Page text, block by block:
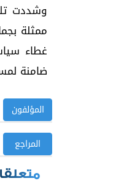
وشددت
ممثلة
غطاء
ضامنة
المؤلفون
المراجع